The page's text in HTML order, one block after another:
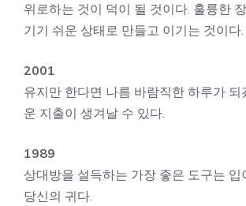
위로하는 것이 덕이 될 것이다. 훌륭한
기기 쉬운 상태로 만들고 이기는 것이다.
2001
유지만 한다면 나름 바람직한 하루가 되
운 지출이 생겨날 수 있다.
1989
상대방을 설득하는 가장 좋은 도구는 입
당신의 귀다.